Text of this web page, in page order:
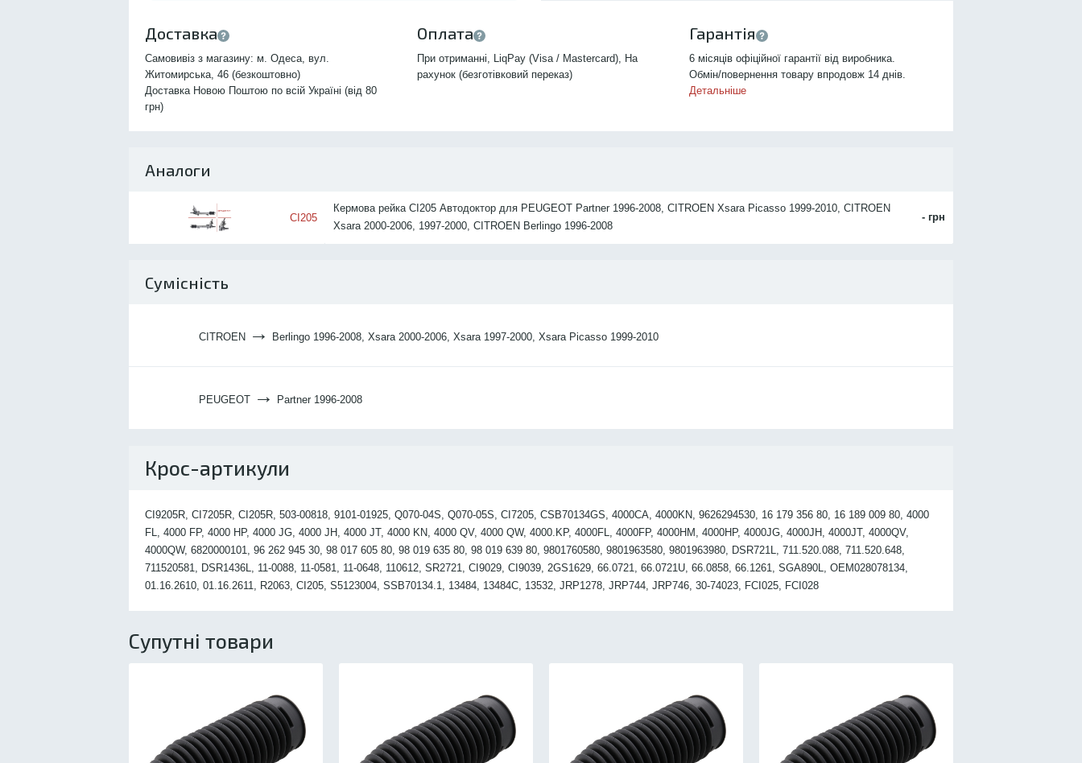
Доставка
Самовивіз з магазину: м. Одеса, вул.
Житомирська, 46 (безкоштовно)
Доставка Новою Поштою по всій Україні (від 80
грн)
Оплата
При отриманні, LiqPay (Visa / Mastercard), На
рахунок (безготівковий переказ)
Гарантія
6 місяців офіційної гарантії від виробника.
Обмін/повернення товару впродовж 14 днів.
Детальніше
Аналоги
CI205
Кермова рейка CI205 Автодоктор для PEUGEOT Partner 1996-2008, CITROEN Xsara Picasso 1999-2010, CITROEN
Xsara 2000-2006, 1997-2000, CITROEN Berlingo 1996-2008
- грн
Сумісність
CITROEN → Berlingo 1996-2008, Xsara 2000-2006, Xsara 1997-2000, Xsara Picasso 1999-2010
PEUGEOT → Partner 1996-2008
Крос-артикули
CI9205R, CI7205R, CI205R, 503-00818, 9101-01925, Q070-04S, Q070-05S, CI7205, CSB70134GS, 4000CA, 4000KN, 9626294530, 16 179 356 80, 16 189 009 80, 4000
FL, 4000 FP, 4000 HP, 4000 JG, 4000 JH, 4000 JT, 4000 KN, 4000 QV, 4000 QW, 4000.KP, 4000FL, 4000FP, 4000HM, 4000HP, 4000JG, 4000JH, 4000JT, 4000QV,
4000QW, 6820000101, 96 262 945 30, 98 017 605 80, 98 019 635 80, 98 019 639 80, 9801760580, 9801963580, 9801963980, DSR721L, 711.520.088, 711.520.648,
711520581, DSR1436L, 11-0088, 11-0581, 11-0648, 110612, SR2721, CI9029, CI9039, 2GS1629, 66.0721, 66.0721U, 66.0858, 66.1261, SGA890L, OEM028078134,
01.16.2610, 01.16.2611, R2063, CI205, S5123004, SSB70134.1, 13484, 13484C, 13532, JRP1278, JRP744, JRP746, 30-74023, FCI025, FCI028
Супутні товари